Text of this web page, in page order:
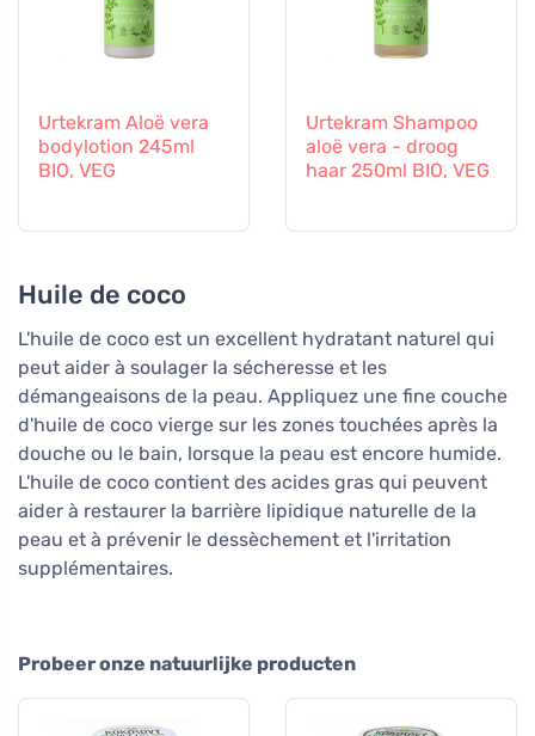
Urtekram Aloë vera
bodylotion 245ml
BIO, VEG
Urtekram Shampoo
aloë vera - droog
haar 250ml BIO, VEG
Huile de coco
L'huile de coco est un excellent hydratant naturel qui
peut aider à soulager la sécheresse et les
démangeaisons de la peau. Appliquez une fine couche
d'huile de coco vierge sur les zones touchées après la
douche ou le bain, lorsque la peau est encore humide.
L'huile de coco contient des acides gras qui peuvent
aider à restaurer la barrière lipidique naturelle de la
peau et à prévenir le dessèchement et l'irritation
supplémentaires.
Probeer onze natuurlijke producten